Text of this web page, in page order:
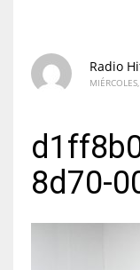
Radio
8d70-